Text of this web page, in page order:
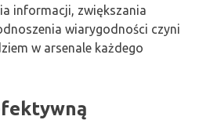
informacji, zwiększania
wiarygodności czyni
w arsenale każdego